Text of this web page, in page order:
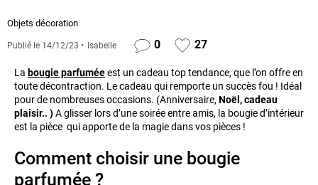
Objets décoration
Publié le 14/12/23 Isabelle 0 27
La bougie parfuméeest un cadeau top tendance, que l’on offre en
toute décontraction. Le cadeau qui remporte un succès fou ! Idéal
pour de nombreuses occasions. (Anniversaire, Noël, cadeau
plaisir.. )A glisser lors d’une soirée entre amis, la bougie d’intérieur
est la pièce qui apporte de la magie dans vos pièces !
Comment choisir une bougie
parfumée ?